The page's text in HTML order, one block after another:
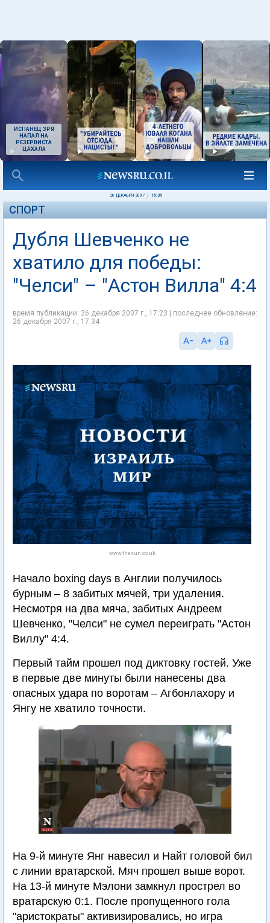
ИСПАНЕЦ ЗРЯ
НАПАЛ НА
РЕЗЕРВИСТА
ЦАХАЛА
26 ДЕКАБРЯ 2007 16:39
СПОРТ
Дубля Шевченко не
хватило для победы:
"Челси" – "Астон Вилла" 4:4
время публикации: 26 декабря 2007 г., 17:23 | последнее обновление:
26 декабря 2007 г., 17:34
www.thesun.co.uk
Начало boxing days в Англии получилось
бурным – 8 забитых мячей, три удаления.
Несмотря на два мяча, забитых Андреем
Шевченко, "Челси" не сумел переиграть "Астон
Виллу" 4:4.
Первый тайм прошел под диктовку гостей. Уже
в первые две минуты были нанесены два
опасных удара по воротам – Агбонлахору и
Янгу не хватило точности.
На 9-й минуте Янг навесил и Найт головой бил
с линии вратарской. Мяч прошел выше ворот.
На 13-й минуте Мэлони замкнул прострел во
вратарскую 0:1. После пропущенного гола
"аристократы" активизировались, но игра